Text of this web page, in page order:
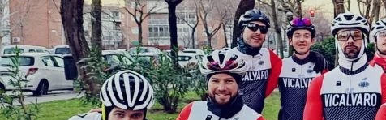
Saltar
al
contenido